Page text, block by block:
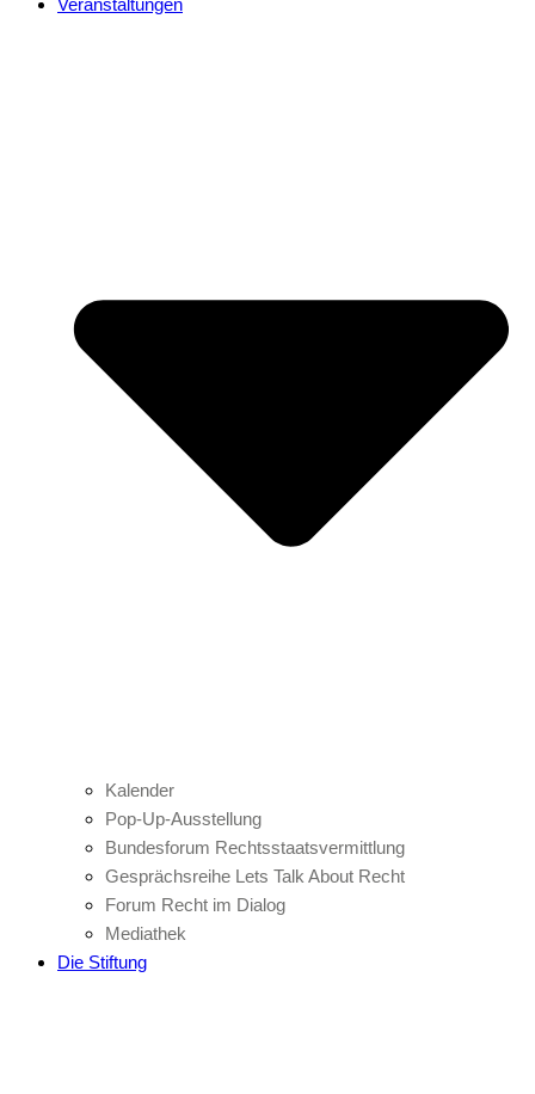
Veranstaltungen
Kalender
Pop-Up-Ausstellung
Bundesforum Rechtsstaatsvermittlung
Gesprächsreihe Lets Talk About Recht
Forum Recht im Dialog
Mediathek
Die Stiftung